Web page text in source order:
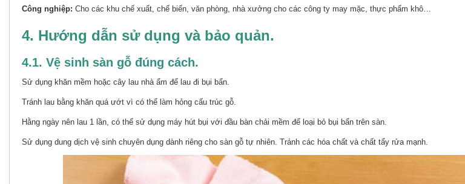
Công nghiệp: Cho các khu chế xuất, chế biến, văn phòng, nhà xưởng cho các công ty may mặc, thực phẩm khô…
4. Hướng dẫn sử dụng và bảo quản.
4.1. Vệ sinh sàn gỗ đúng cách.
Sử dụng khăn mềm hoặc cây lau nhà ẩm để lau đi bụi bẩn.
Tránh lau bằng khăn quá ướt vì có thể làm hỏng cấu trúc gỗ.
Hằng ngày nên lau 1 lần, có thể sử dụng máy hút bụi với đầu bàn chải mềm để loại bỏ bụi bẩn trên sàn.
Sử dụng dung dịch vệ sinh chuyên dụng dành riêng cho sàn gỗ tự nhiên. Tránh các hóa chất và chất tẩy rửa mạnh.